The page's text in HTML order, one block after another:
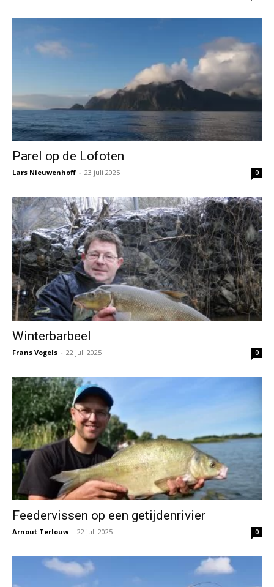
Parel op de Lofoten
Lars Nieuwenhoff - 23 juli 2025 0
Winterbarbeel
Frans Vogels - 22 juli 2025 0
Feedervissen op een getijdenrivier
Arnout Terlouw - 22 juli 2025 0